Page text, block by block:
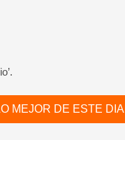
MEJOR DE ESTE